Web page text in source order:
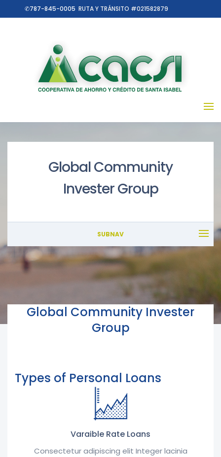
✆787-845-0005 RUTA Y TRÁNSITO #021582879
Global Community
Invester Group
SUBNAV
Global Community Invester
Group
Types of Personal Loans
Varaible Rate Loans
Consectetur adipiscing elit Integer lacinia